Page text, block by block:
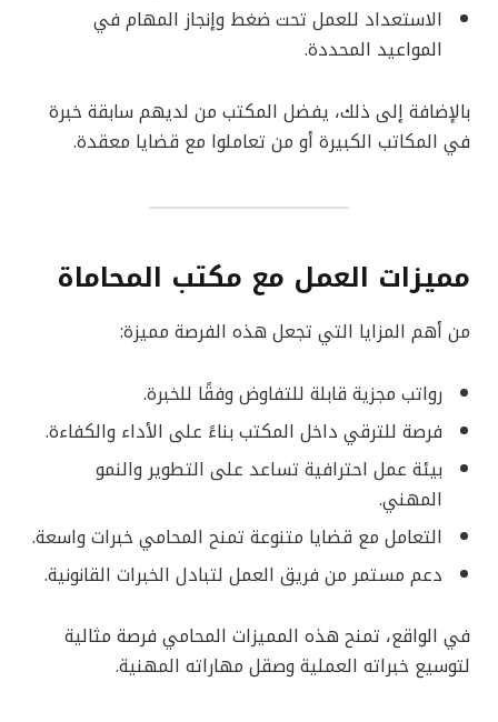
الاستعداد للعمل تحت ضغط وإنجاز المهام في
المواعيد المحددة.
بالإضافة إلى ذلك، يفضل المكتب من لديهم سابقة خبرة
في المكاتب الكبيرة أو من تعاملوا مع قضايا معقدة.
مميزات العمل مع مكتب المحاماة
من أهم المزايا التي تجعل هذه الفرصة مميزة:
رواتب مجزية قابلة للتفاوض وفقًا للخبرة.
فرصة للترقي داخل المكتب بناءً على الأداء والكفاءة.
بيئة عمل احترافية تساعد على التطوير والنمو
المهني.
التعامل مع قضايا متنوعة تمنح المحامي خبرات واسعة.
دعم مستمر من فريق العمل لتبادل الخبرات القانونية.
في الواقع، تمنح هذه المميزات المحامي فرصة مثالية
لتوسيع خبراته العملية وصقل مهاراته المهنية.